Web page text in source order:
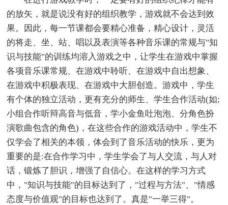
的放矢，就是说没有好的组织教学，游戏就不会达到效
果。因此，每一节课都会要精心准备，精心设计，灵活
的将走、坐、站、唱以及表演等各种音乐课的常规与"知
识与技能"的训练均溶入游戏之中，让学生在游戏中掌握
各项音乐课常规、在游戏中聆听、在游戏中自出想象、
在游戏中积极表现、在游戏中大胆创造。游戏中，学生
有个体的独立活动，更有充分的师生、学生合作活动(如;
小组合作听辩高音与低音，学小金鱼吐泡泡、分角色扮
演歌曲包含的角色)，在这些合作的游戏活动中，学生不
仅学会了相关的本领，体会到了音乐活动的快乐，更为
重要的是:在合作学习中，学生学会了与人交流，与人对
话，锻炼了胆识，增强了自信心。在这样的学习方式
中，"知识与技能"的目标达到了，"过程与方法"、"情感
态度与价值观"的目标也达到了。真是"一举三得"。